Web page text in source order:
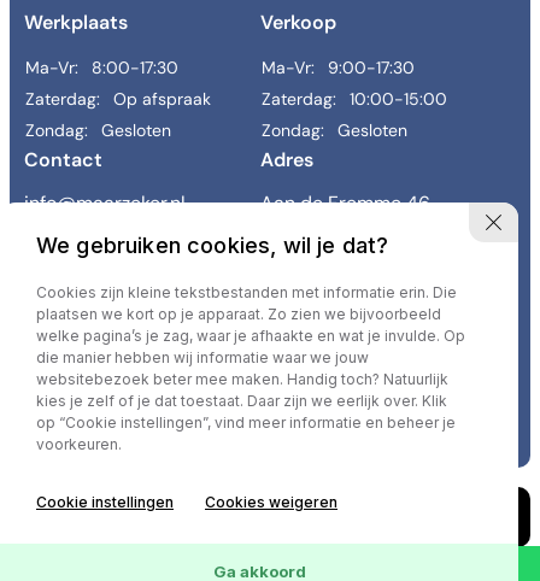
Werkplaats
Ma-Vr:
8:00-17:30
Zaterdag:
Op afspraak
Zondag:
Gesloten
Verkoop
Ma-Vr:
9:00-17:30
Zaterdag:
10:00-15:00
Zondag:
Gesloten
Contact
info@maarzeker.nl
043 458 9800
Adres
Aan de Fremme 46
6269 BE Margraten
Links
OccasionsDiensten WerkplaatsReiniging & herstelContact
VacaturesOver onsVerkocht
Privacy policy
We gebruiken cookies, wil je dat?
Cookies zijn kleine tekstbestanden met informatie erin. Die
plaatsen we kort op je apparaat. Zo zien we bijvoorbeeld
welke pagina’s je zag, waar je afhaakte en wat je invulde. Op
die manier hebben wij informatie waar we jouw
websitebezoek beter mee maken. Handig toch? Natuurlijk
kies je zelf of je dat toestaat. Daar zijn we eerlijk over. Klik
op “Cookie instellingen”, vind meer informatie en beheer je
voorkeuren.
Cookie instellingen Cookies weigeren
Ga akkoord